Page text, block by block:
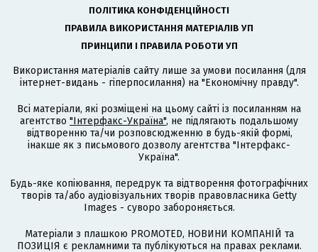
ПОЛІТИКА КОНФІДЕНЦІЙНОСТІ
ПРАВИЛА ВИКОРИСТАННЯ МАТЕРІАЛІВ УП
ПРИНЦИПИ І ПРАВИЛА РОБОТИ УП
Використання матеріалів сайту лише за умови посилання (для
інтернет-видань - гіперпосилання) на "Економічну правду".
Всі матеріали, які розміщені на цьому сайті із посиланням на
агентство "Інтерфакс-Україна", не підлягають подальшому
відтворенню та/чи розповсюдженню в будь-якій формі,
інакше як з письмового дозволу агентства "Інтерфакс-
Україна".
Будь-яке копіювання, передрук та відтворення фотографічних
творів та/або аудіовізуальних творів правовласника Getty
Images - суворо забороняється.
Матеріали з плашкою PROMOTED, НОВИНИ КОМПАНІЙ та
ПОЗИЦІЯ є рекламними та публікуються на правах реклами.